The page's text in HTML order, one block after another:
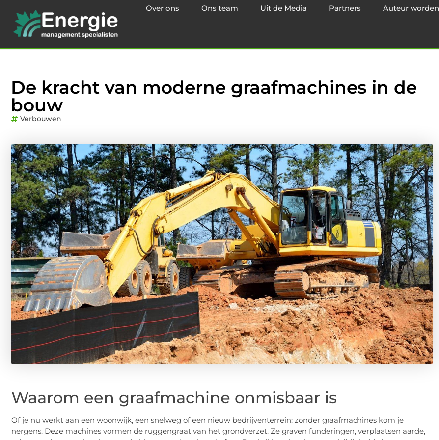
Over ons Ons team Uit de Media Partners Auteur worden
De kracht van moderne graafmachines in de
bouw
Verbouwen
Waarom een graafmachine onmisbaar is
Of je nu werkt aan een woonwijk, een snelweg of een nieuw bedrijventerrein: zonder graafmachines kom je
nergens. Deze machines vormen de ruggengraat van het grondverzet. Ze graven funderingen, verplaatsen aarde,